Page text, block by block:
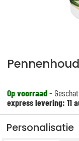
Op voorraad-
express levering: 11
Personalisatie